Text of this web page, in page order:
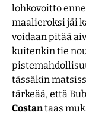
lohkovoitto
maalieroksi jäi
voidaan pitää
kuitenkin tie
tässäkin
tärkeää, että
Costantaas